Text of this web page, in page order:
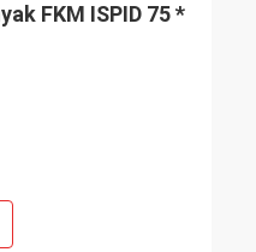
FKM ISPID 75 *